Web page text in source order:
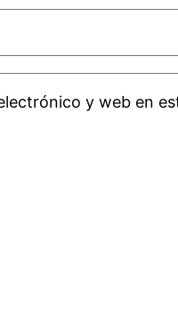
y web en